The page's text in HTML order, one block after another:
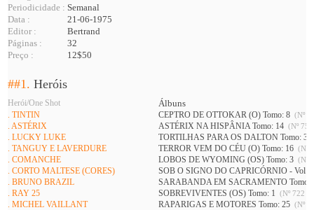
Periodicidade : Semanal
Data :
21-06-1975
Editor :
Bertrand
Páginas :
32
Preço :
12$50
##1.Heróis
Herói/One Shot Álbuns
. TINTIN CEPTRO DE OTTOKAR (O) Tomo: 8 (Nº
. ASTÉRIX ASTÉRIX NA HISPÂNIA Tomo: 14 (Nº
. LUCKY LUKE
TORTILHAS PARA OS DALTON Tomo: 31
. TANGUY E LAVERDURE
TERROR VEM DO CÉU (O) Tomo: 16 (Nº
. COMANCHE LOBOS DE WYOMING (OS) Tomo: 3 (Nº
. CORTO MALTESE (CORES)
SOB O SIGNO DO CAPRICÓRNIO - Vol 1
. BRUNO BRAZIL
SARABANDA EM SACRAMENTO Tomo:
. RAY 25
SOBREVIVENTES (OS) Tomo: 1 (Nº 722 A
. MICHEL VAILLANT RAPARIGAS E MOTORES Tomo: 25 (Nº